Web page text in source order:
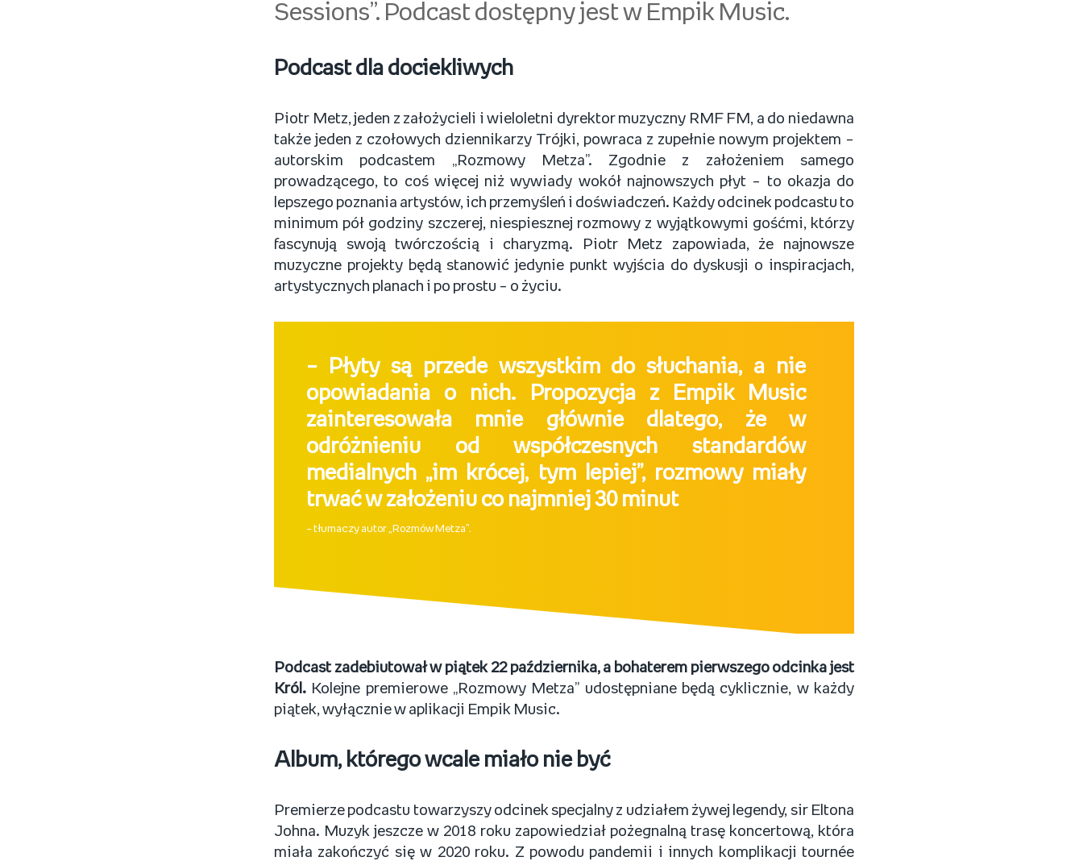
Sessions”. Podcast dostępny jest w Empik Music.
Podcast dla dociekliwych
Piotr Metz, jeden z założycieli i wieloletni dyrektor muzyczny RMF FM, a do niedawna
także jeden z czołowych dziennikarzy Trójki, powraca z zupełnie nowym projektem –
autorskim podcastem „Rozmowy Metza”. Zgodnie z założeniem samego
prowadzącego, to coś więcej niż wywiady wokół najnowszych płyt – to okazja do
lepszego poznania artystów, ich przemyśleń i doświadczeń. Każdy odcinek podcastu to
minimum pół godziny szczerej, niespiesznej rozmowy z wyjątkowymi gośćmi, którzy
fascynują swoją twórczością i charyzmą. Piotr Metz zapowiada, że najnowsze
muzyczne projekty będą stanowić jedynie punkt wyjścia do dyskusji o inspiracjach,
artystycznych planach i po prostu – o życiu.
– Płyty są przede wszystkim do słuchania, a nie
opowiadania o nich. Propozycja z Empik Music
zainteresowała mnie głównie dlatego, że w
odróżnieniu od współczesnych standardów
medialnych „im krócej, tym lepiej”, rozmowy miały
trwać w założeniu co najmniej 30 minut
– tłumaczy autor „Rozmów Metza”.
Podcast zadebiutował w piątek 22 października, a bohaterem pierwszego odcinka jest
Król. Kolejne premierowe „Rozmowy Metza” udostępniane będą cyklicznie, w każdy
piątek, wyłącznie w aplikacji Empik Music.
Album, którego wcale miało nie być
Premierze podcastu towarzyszy odcinek specjalny z udziałem żywej legendy, sir Eltona
Johna. Muzyk jeszcze w 2018 roku zapowiedział pożegnalną trasę koncertową, która
miała zakończyć się w 2020 roku. Z powodu pandemii i innych komplikacji tournée